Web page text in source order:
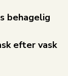
behagelig
efter vask